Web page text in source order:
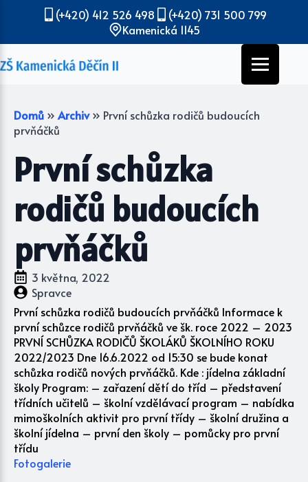
(+420) 412 526 498
(+420) 731 500 799
Kamenická 1145
Domů » Archiv » První schůzka rodičů budoucích
prvňáčků
První schůzka
rodičů budoucích
prvňáčků
3 května, 2022
Spravce
První schůzka rodičů budoucích prvňáčků Informace k
první schůzce rodičů prvňáčků ve šk. roce 2022 – 2023
PRVNÍ SCHŮZKA RODIČŮ ŠKOLÁKŮ ŠKOLNÍHO ROKU
2022/2023 Dne 16.6.2022 od 15:30 se bude konat
schůzka rodičů nových prvňáčků. Kde : jídelna základní
školy Program: – zařazení dětí do tříd – představení
třídních učitelů – školní vzdělávací program – nabídka
mimoškolních aktivit pro první třídy – školní družina a
školní jídelna – první den školy – pomůcky pro první
třídu
Fotogalerie